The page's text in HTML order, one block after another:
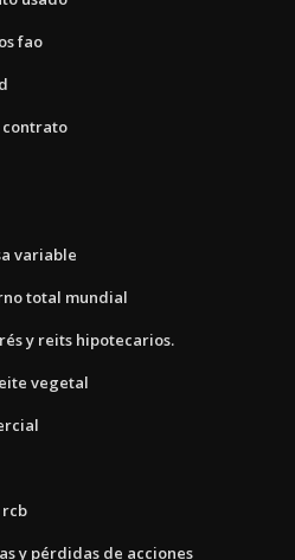
fao
contrato
variable
total mundial
y reits hipotecarios.
vegetal
y pérdidas de acciones_